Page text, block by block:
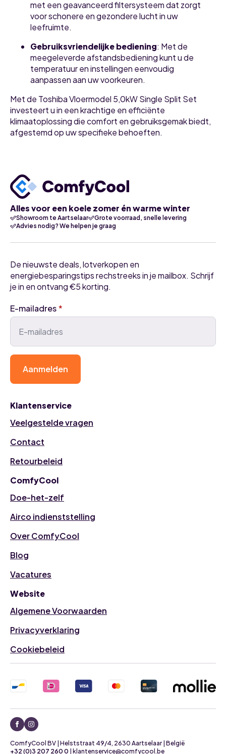
met een geavanceerd filtersysteem dat zorgt
voor schonere en gezondere lucht in uw
leefruimte.
Gebruiksvriendelijke bediening: Met de
meegeleverde afstandsbediening kunt u de
temperatuur en instellingen eenvoudig
aanpassen aan uw voorkeuren.
Met de Toshiba Vloermodel 5,0kW Single Split Set
investeert u in een krachtige en efficiënte
klimaatoplossing die comfort en gebruiksgemak biedt,
afgestemd op uw specifieke behoeften.
Alles voor een koele zomer én warme winter
Showroom te Aartselaar
Grote voorraad, snelle levering
Advies nodig? We helpen je graag
Klantenservice
Veelgestelde vragen
Contact
Retourbeleid
ComfyCool
Doe-het-zelf
Airco indienststelling
Over ComfyCool
Blog
Vacatures
Website
Algemene Voorwaarden
Privacyverklaring
Cookiebeleid
De nieuwste deals, lotverkopen en
energiebesparingstips rechstreeks in je mailbox. Schrijf
je in en ontvang €5 korting.
E-mailadres*
Aanmelden
+32 (0)3 207 260 0 | klantenservice@comfycool.be
ComfyCool BV | Helststraat 49/4, 2630 Aartselaar | België